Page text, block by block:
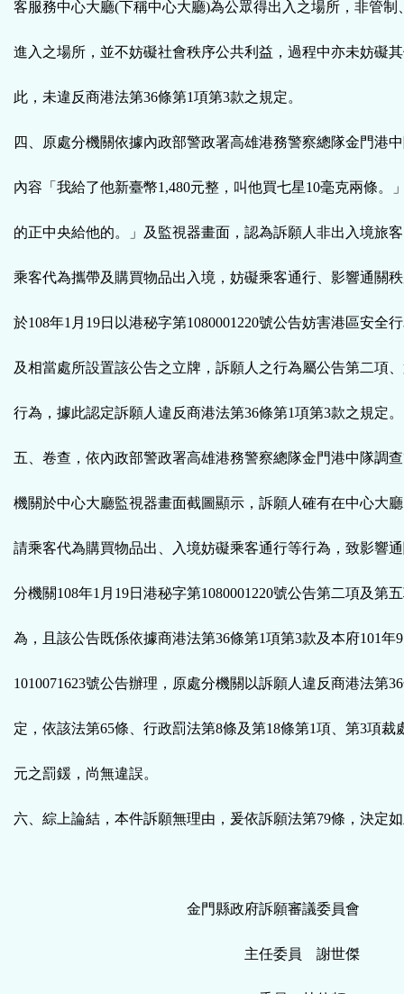
客服務中心大廳(下稱中心大廳)為公眾得出入之場所，非管制
進入之場所，並不妨礙社會秩序公共利益，過程中亦未妨礙
此，未違反商港法第36條第1項第3款之規定。
四、原處分機關依據內政部警政署高雄港務警察總隊金門港
內容「我給了他新臺幣1,480元整，叫他買七星10毫克兩條。
的正中央給他的。」及監視器畫面，認為訴願人非出入境旅
乘客代為攜帶及購買物品出入境，妨礙乘客通行、影響通關
於108年1月19日以港秘字第1080001220號公告妨害港區安全
及相當處所設置該公告之立牌，訴願人之行為屬公告第二項
行為，據此認定訴願人違反商港法第36條第1項第3款之規定。
五、卷查，依內政部警政署高雄港務警察總隊金門港中隊調
機關於中心大廳監視器畫面截圖顯示，訴願人確有在中心大
請乘客代為購買物品出、入境妨礙乘客通行等行為，致影響
分機關108年1月19日港秘字第1080001220號公告第二項及第
為，且該公告既係依據商港法第36條第1項第3款及本府101年
1010071623號公告辦理，原處分機關以訴願人違反商港法第
定，依該法第65條、行政罰法第8條及第18條第1項、第3項裁
元之罰鍰，尚無違誤。
六、綜上論結，本件訴願無理由，爰依訴願法第79條，決定
金門縣政府訴願審議委員會
主任委員 謝世傑